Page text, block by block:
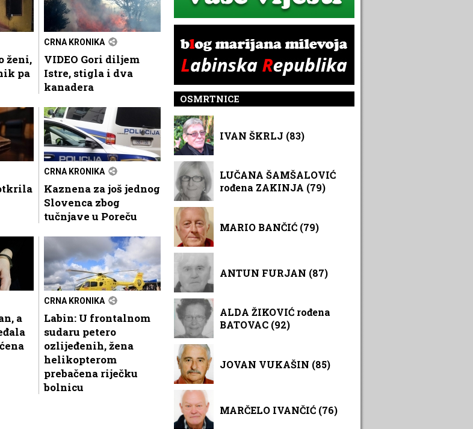
ženi,
pa
CRNA KRONIKA
VIDEO Gori diljem
Istre, stigla i dva
kanadera
CRNA KRONIKA
Kaznena za još jednog
Slovenca zbog
tučnjave u Poreču
a
CRNA KRONIKA
Labin: U frontalnom
sudaru petero
ozlijeđenih, žena
helikopterom
prebačena riječku
bolnicu
OSMRTNICE
IVAN ŠKRLJ (83)
LUČANA ŠAMŠALOVIĆ
rođena ZAKINJA (79)
MARIO BANČIĆ (79)
ANTUN FURJAN (87)
ALDA ŽIKOVIĆ rođena
BATOVAC (92)
JOVAN VUKAŠIN (85)
MARČELO IVANČIĆ (76)